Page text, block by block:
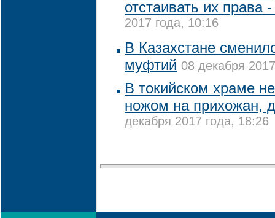
отстаивать их права
2017 года, 10:16
В Казахстане
муфтий 08 декабря
В токийском храме
ножом на прихожан,
декабря 2017 года, 18:26